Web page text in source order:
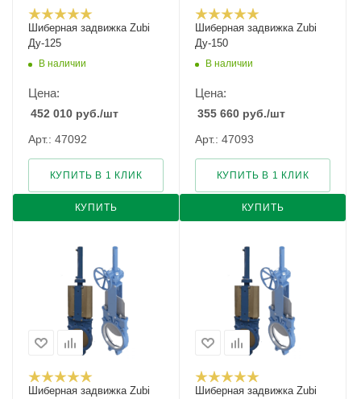
Шиберная задвижка Zubi
Ду-125
В наличии
Цена:
452 010 руб./шт
Арт.: 47092
КУПИТЬ
КУПИТЬ В 1 КЛИК
Шиберная задвижка Zubi
Ду-150
В наличии
Цена:
355 660 руб./шт
Арт.: 47093
КУПИТЬ
КУПИТЬ В 1 КЛИК
Шиберная задвижка Zubi
Шиберная задвижка Zubi